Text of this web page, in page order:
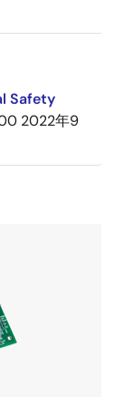
Safety
2022年9